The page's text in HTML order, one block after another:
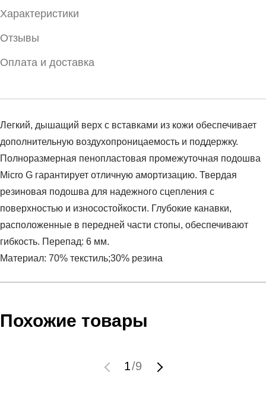
Характеристики
Отзывы
Оплата и доставка
Легкий, дышащий верх с вставками из кожи обеспечивает
дополнительную воздухопроницаемость и поддержку.
Полноразмерная пенопластовая промежуточная подошва
Micro G гарантирует отличную амортизацию. Твердая
резиновая подошва для надежного сцепления с
поверхностью и износостойкости. Глубокие канавки,
расположенные в передней части стопы, обеспечивают
гибкость. Перепад: 6 мм.
Материал: 70% текстиль;30% резина
Пол:женский
Инструкция по оплате есть в самом конце счета, который
мы не увидим Вашу оплату.
Похожие товары
1/9